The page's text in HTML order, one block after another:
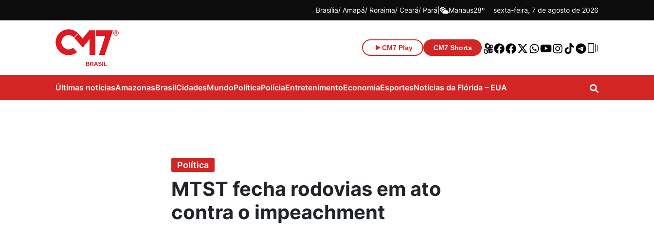
Brasília Amapá Roraima Ceará Pará Manaus28º sexta-feira, 7 de agosto de 2026
CM7 Play CM7 Shorts
Últimas notíciasAmazonasBrasilCidadesMundoPolíticaPolíciaEntretenimentoEconomiaEsportesNotícias da Flórida – EUA
Política
MTST fecha rodovias em ato
contra o impeachment